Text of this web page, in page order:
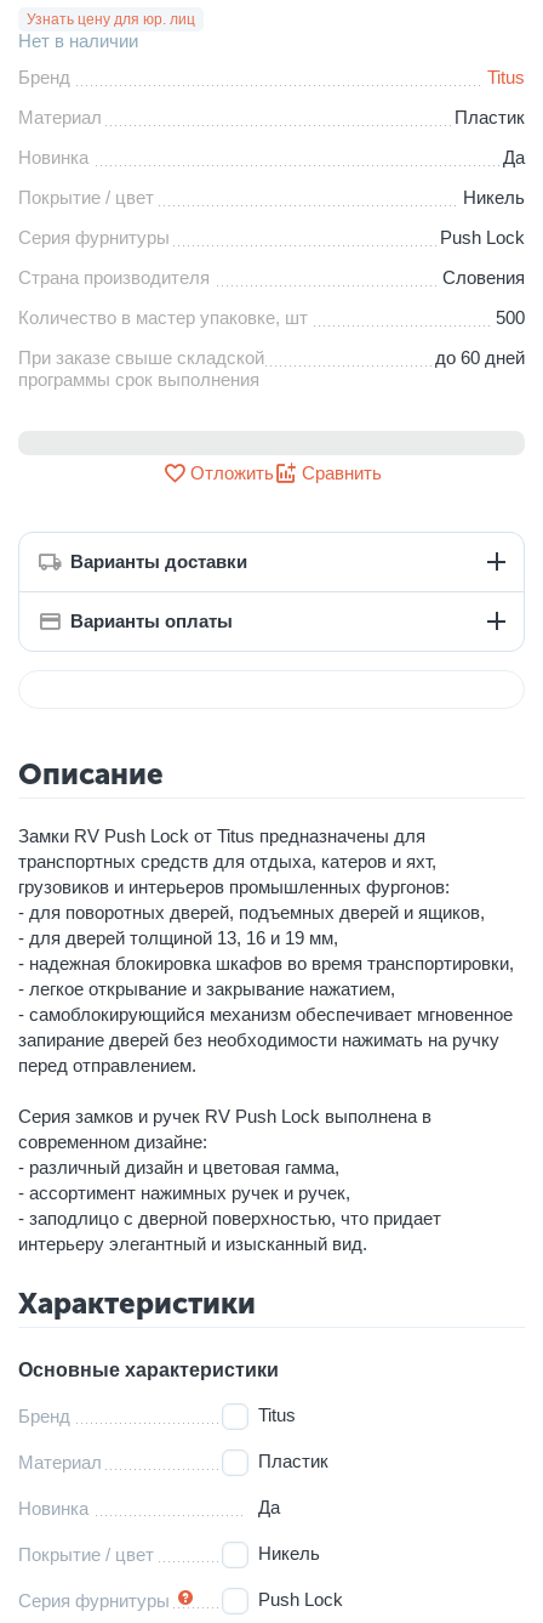
Узнать цену для юр. лиц
Нет в наличии
Бренд
Titus
Материал
Пластик
Новинка
Да
Покрытие / цвет
Никель
Серия фурнитуры
Push Lock
Страна производителя
Словения
Количество в мастер упаковке, шт
500
При заказе свыше складской
программы срок выполнения
до 60 дней
Отложить Сравнить
Варианты доставки
Варианты оплаты
Описание
Замки RV Push Lock от Titus предназначены для
транспортных средств для отдыха, катеров и яхт,
грузовиков и интерьеров промышленных фургонов:
- для поворотных дверей, подъемных дверей и ящиков,
- для дверей толщиной 13, 16 и 19 мм,
- надежная блокировка шкафов во время транспортировки,
- легкое открывание и закрывание нажатием,
- самоблокирующийся механизм обеспечивает мгновенное
запирание дверей без необходимости нажимать на ручку
перед отправлением.
Серия замков и ручек RV Push Lock выполнена в
современном дизайне:
- различный дизайн и цветовая гамма,
- ассортимент нажимных ручек и ручек,
- заподлицо с дверной поверхностью, что придает
интерьеру элегантный и изысканный вид.
Характеристики
Основные характеристики
Бренд Titus
Материал Пластик
Новинка Да
Покрытие / цвет Никель
Серия фурнитуры Push Lock